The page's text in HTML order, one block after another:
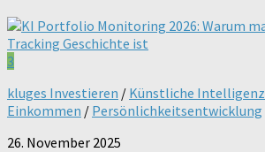
3
kluges Investieren / Künstliche Intelligenz
Einkommen / Persönlichkeitsentwicklung
26. November 2025